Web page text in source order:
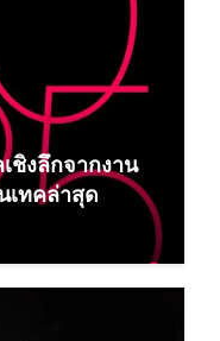
ชิงลึกจากงาน
ทคล่าสุด